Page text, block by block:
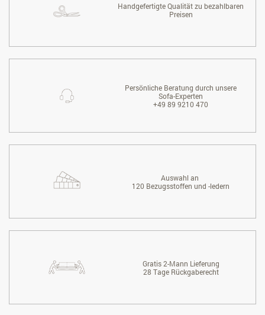
Handgefertigte Qualität zu bezahlbaren
Preisen
Persönliche Beratung durch unsere
Sofa-Experten
+49 89 9210 470
Auswahl an
120 Bezugsstoffen und -ledern
Gratis 2-Mann Lieferung
28 Tage Rückgaberecht